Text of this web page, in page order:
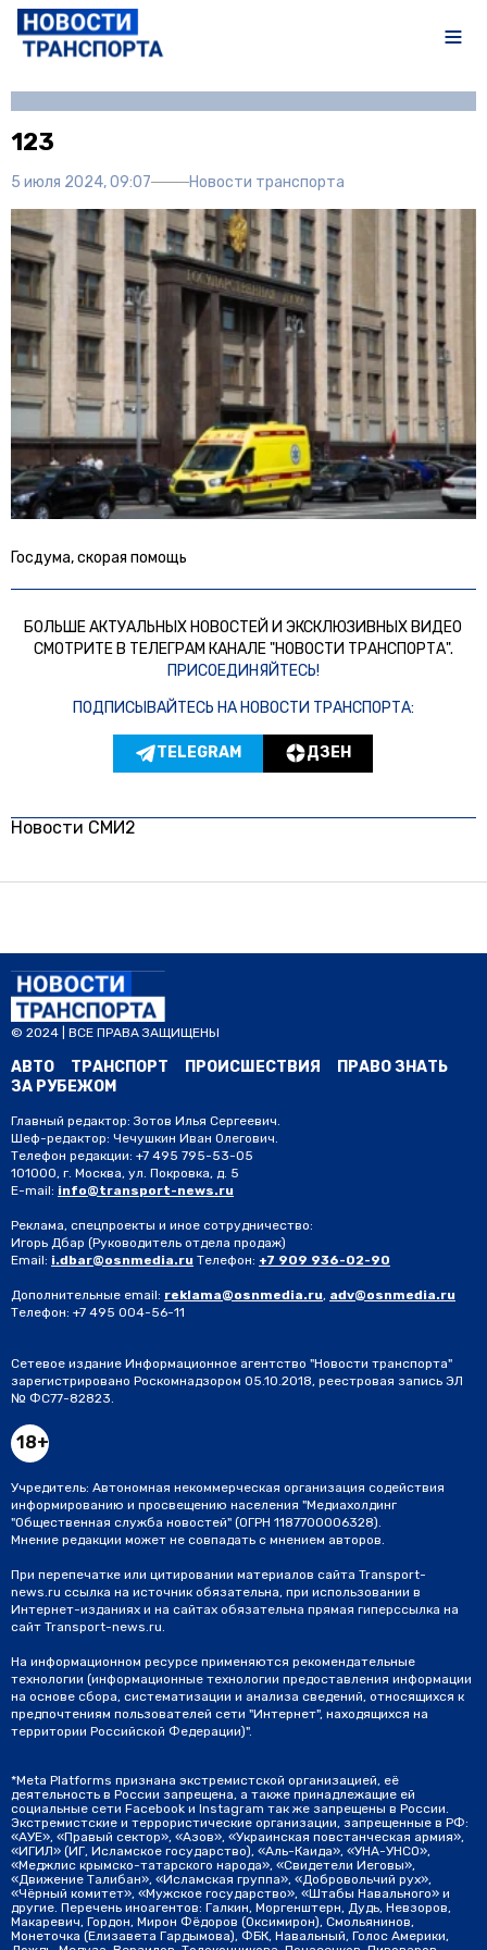
123
5 июля 2024, 09:07 Новости транспорта
Госдума, скорая помощь
БОЛЬШЕ АКТУАЛЬНЫХ НОВОСТЕЙ И ЭКСКЛЮЗИВНЫХ ВИДЕО
СМОТРИТЕ В ТЕЛЕГРАМ КАНАЛЕ "НОВОСТИ ТРАНСПОРТА".
ПРИСОЕДИНЯЙТЕСЬ!
ПОДПИСЫВАЙТЕСЬ НА НОВОСТИ ТРАНСПОРТА:
TELEGRAM ДЗЕН
Новости СМИ2
© 2024 | ВСЕ ПРАВА ЗАЩИЩЕНЫ
АВТО ТРАНСПОРТ ПРОИСШЕСТВИЯ
ПРАВО ЗНАТЬ
ЗА РУБЕЖОМ
Главный редактор: Зотов Илья Сергеевич.
Шеф-редактор: Чечушкин Иван Олегович.
Телефон редакции: +7 495 795-53-05
101000, г. Москва, ул. Покровка, д. 5
E-mail: info@transport-news.ru
Реклама, спецпроекты и иное сотрудничество:
Игорь Дбар (Руководитель отдела продаж)
Email: i.dbar@osnmedia.ru Телефон: +7 909 936-02-90
Дополнительные email: reklama@osnmedia.ru, adv@osnmedia.ru
Телефон: +7 495 004-56-11
Сетевое издание Информационное агентство "Новости транспорта"
зарегистрировано Роскомнадзором 05.10.2018, реестровая запись ЭЛ
№ ФС77-82823.
18+
Учредитель: Автономная некоммерческая организация содействия
информированию и просвещению населения "Медиахолдинг
"Общественная служба новостей" (ОГРН 1187700006328).
Мнение редакции может не совпадать с мнением авторов.
При перепечатке или цитировании материалов сайта Transport-
news.ru ссылка на источник обязательна, при использовании в
Интернет-изданиях и на сайтах обязательна прямая гиперссылка на
сайт Transport-news.ru.
На информационном ресурсе применяются рекомендательные
технологии (информационные технологии предоставления информации
на основе сбора, систематизации и анализа сведений, относящихся к
предпочтениям пользователей сети "Интернет", находящихся на
территории Российской Федерации)".
*Meta Platforms признана экстремистской организацией, её
деятельность в России запрещена, а также принадлежащие ей
социальные сети Facebook и Instagram так же запрещены в России.
Экстремистские и террористические организации, запрещенные в РФ:
«АУЕ», «Правый сектор», «Азов», «Украинская повстанческая армия»,
«ИГИЛ» (ИГ, Исламское государство), «Аль-Каида», «УНА-УНСО»,
«Меджлис крымско-татарского народа», «Свидетели Иеговы»,
«Движение Талибан», «Исламская группа», «Добровольчий рух»,
«Чёрный комитет», «Мужское государство», «Штабы Навального» и
другие. Перечень иноагентов: Галкин, Моргенштерн, Дудь, Невзоров,
Макаревич, Гордон, Мирон Фёдоров (Оксимирон), Смольянинов,
Монеточка (Елизавета Гардымова), ФБК, Навальный, Голос Америки,